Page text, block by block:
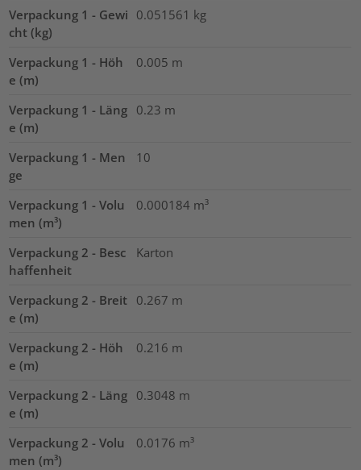
Verpackung 1 - Gewi
cht (kg)
0.051561 kg
Verpackung 1 - Höh
e (m)
0.005 m
Verpackung 1 - Läng
e (m)
0.23 m
Verpackung 1 - Men
ge
10
Verpackung 1 - Volu
men (m³)
0.000184 m³
Verpackung 2 - Besc
haffenheit
Karton
Verpackung 2 - Breit
e (m)
0.267 m
Verpackung 2 - Höh
e (m)
0.216 m
Verpackung 2 - Läng
e (m)
0.3048 m
Verpackung 2 - Volu
men (m³)
0.0176 m³